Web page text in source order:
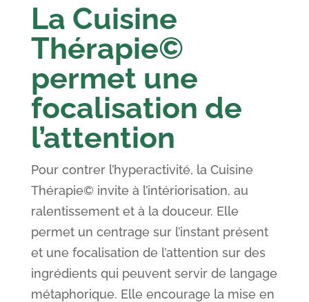
La Cuisine
Thérapie©
permet une
focalisation de
l’attention
Pour contrer l’hyperactivité, la Cuisine
Thérapie© invite à l’intériorisation, au
ralentissement et à la douceur. Elle
permet un centrage sur l’instant présent
et une focalisation de l’attention sur des
ingrédients qui peuvent servir de langage
métaphorique. Elle encourage la mise en